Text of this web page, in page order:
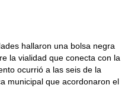
hallaron una bolsa negra
la vialidad que conecta con la
ocurrió a las seis de la
municipal que acordonaron el